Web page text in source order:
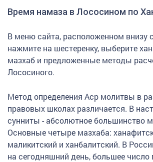
Время намаза в Лососином по
В меню сайта, расположенном внизу
нажмите на шестеренку, выберите
мазхаб и предложенные методы
Лососиного.
Метод определения Аср молитвы в
правовых школах различается. В
сунниты - абсолютное большинство
Основные четыре мазхаба:
маликитский и ханбалитский. В
на сегодняшний день, большее